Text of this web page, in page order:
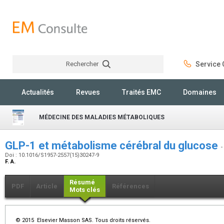
Rechercher Service
Actualités Revues Traités EMC Domaines
MÉDECINE DES MALADIES MÉTABOLIQUES
GLP-1 et métabolisme cérébral du glucose
Doi : 10.1016/S1957-2557(15)30247-9
F. A.
PDF Article
Résumé
Mots clés
Références
© 2015 Elsevier Masson SAS. Tous droits réservés.